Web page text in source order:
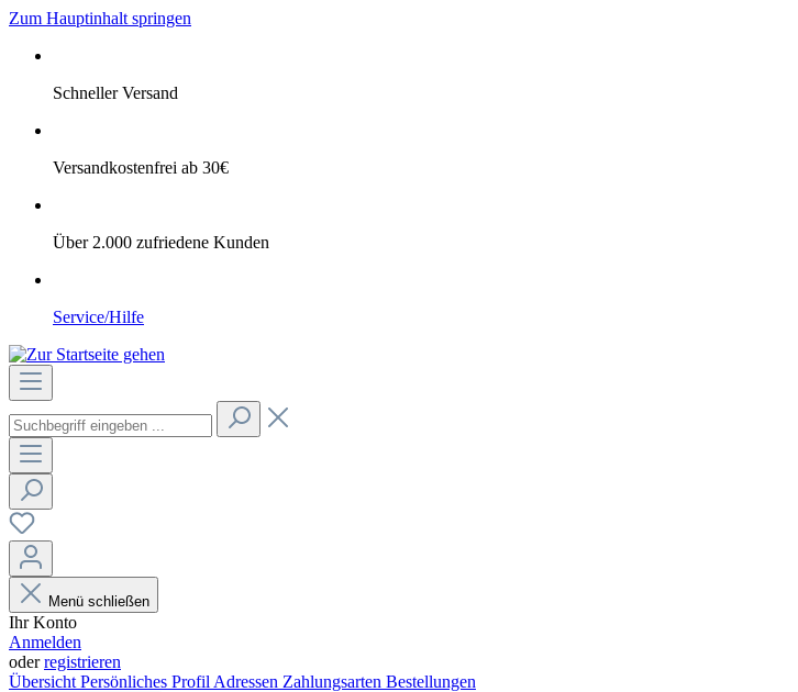
Zum Hauptinhalt springen
Schneller Versand
Versandkostenfrei ab 30€
Über 2.000 zufriedene Kunden
Service/Hilfe
Menü schließen
Ihr Konto
Anmelden
oderregistrieren
Übersicht Persönliches Profil Adressen Zahlungsarten Bestellungen